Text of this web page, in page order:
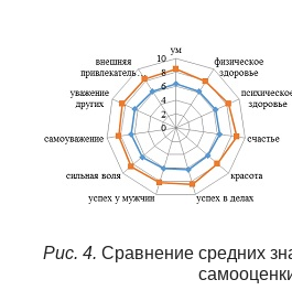
Рис. 4. Сравнение средних